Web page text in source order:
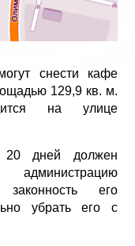
снести кафе
129,9 кв. м.
на улице
20 дней должен
его
убрать его с